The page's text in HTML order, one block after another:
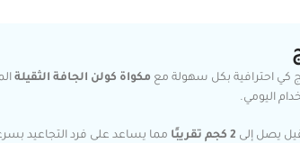
كي احترافية بكل سهولة مع مكواة كولن الجافة الثقيلة
اليومي.
يصل إلى 2 كجم تقريبًا
مما يساعد على فرد التجاعيد